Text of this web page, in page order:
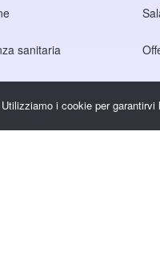
sanitaria
dei creatori
Utilizziamo i cookie per